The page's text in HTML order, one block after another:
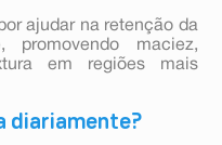
ajudar na retenção da
promovendo maciez,
em regiões mais
diariamente?